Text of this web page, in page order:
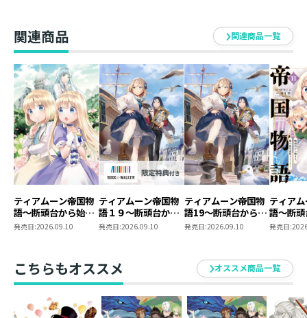
関連商品 関連商品一覧
ティアムーン帝国物
語～断頭台から始ま
る、姫の転生逆転ス
発売日:2026.09.10
ティアムーン帝国物
語１９～断頭台から
始まる、姫の転生逆
き】
発売日:2026.09.10
ティアムーン帝国物
語19～断頭台から始
まる、姫の転生逆転
発売日:2026.09.10
ティア
語～断
る、姫
発売日:
こちらもオススメ オススメ商品一覧